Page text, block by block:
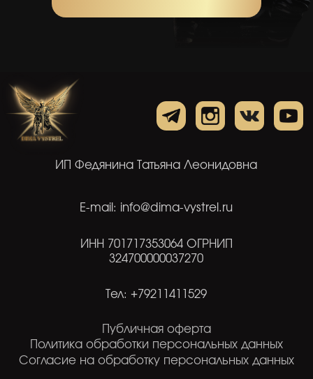
Политика обработки персональных данных
Согласие на обработку персональных данных
ИНН 701717353064 ОГРНИП